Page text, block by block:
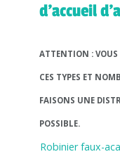
d'accueil
ATTENTION : VOUS
CES TYPES ET
FAISONS UNE
POSSIBLE.
Robinier faux-